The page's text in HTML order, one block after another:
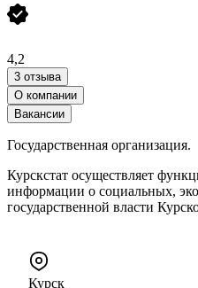
4,2
3 отзыва
О компании
Вакансии
Государственная организация.
Курскстат осуществляет
информации о социальных,
государственной власти
Курск